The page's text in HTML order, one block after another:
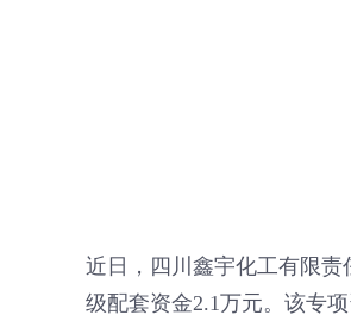
近日，四川鑫宇化工有限
级配套资金2.1万元。该专